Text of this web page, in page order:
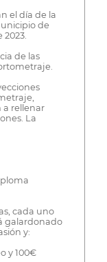
el día de la
de
de las
a rellenar
La
cada uno
galardonado
y:
y 100€